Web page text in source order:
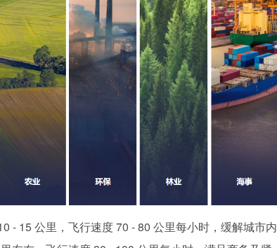
- 15 公里，飞行速度 70 - 80 公里每小时，缓解城市内